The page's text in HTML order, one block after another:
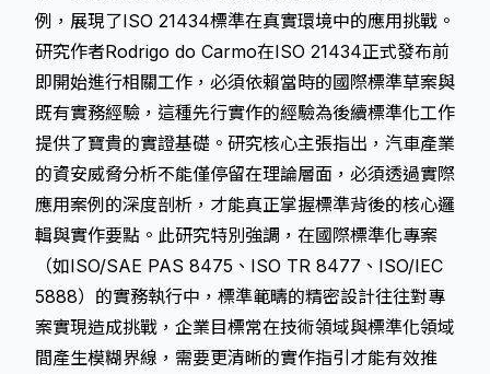
例，展現了ISO 21434標準在真實環境中的應用挑戰。
研究作者Rodrigo do Carmo在ISO 21434正式發布前
即開始進行相關工作，必須依賴當時的國際標準草案與
既有實務經驗，這種先行實作的經驗為後續標準化工作
提供了寶貴的實證基礎。研究核心主張指出，汽車產業
的資安威脅分析不能僅停留在理論層面，必須透過實際
應用案例的深度剖析，才能真正掌握標準背後的核心邏
輯與實作要點。此研究特別強調，在國際標準化專案
（如ISO/SAE PAS 8475、ISO TR 8477、ISO/IEC
5888）的實務執行中，標準範疇的精密設計往往對專
案實現造成挑戰，企業目標常在技術領域與標準化領域
間產生模糊界線，需要更清晰的實作指引才能有效推